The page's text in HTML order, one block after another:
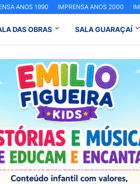
ANOS 1990 IMPRENSA ANOS 2000
DAS OBRAS SALA GUARAÇAÍ